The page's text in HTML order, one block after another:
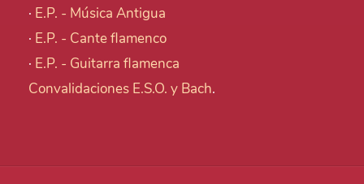
· E.P. - Música Antigua
· E.P. - Cante flamenco
· E.P. - Guitarra flamenca
Convalidaciones E.S.O. y Bach.